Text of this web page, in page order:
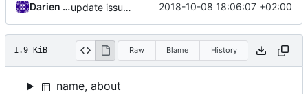
Darien Raymond update issue templates 2018-10-08 18:06:07 +02:00
1.9 KiB Raw Blame History
name, about